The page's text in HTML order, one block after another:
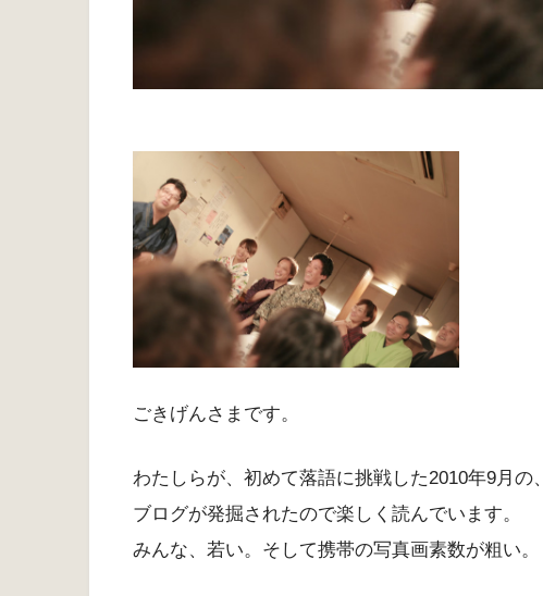
ごきげんさまです。
わたしらが、初めて落語に挑戦した2010年9月の、
ブログが発掘されたので楽しく読んでいます。
みんな、若い。そして携帯の写真画素数が粗い。